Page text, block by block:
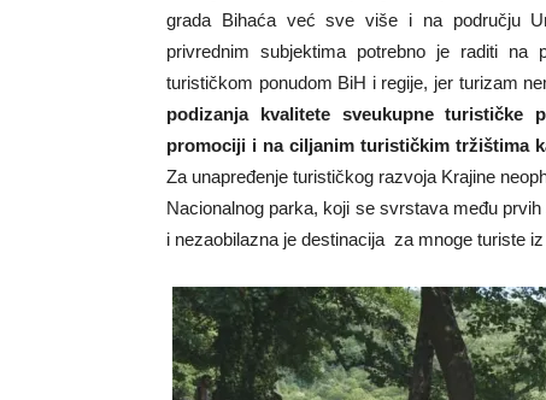
grada Bihaća već sve više i na području
privrednim subjektima potrebno je raditi na
turističkom ponudom BiH i regije, jer turizam
podizanja kvalitete sveukupne
promociji i na ciljanim turističkim tržištima
Za unapređenje turističkog razvoja Krajine
Nacionalnog parka, koji se svrstava među
i nezaobilazna je destinacija za mnoge turiste